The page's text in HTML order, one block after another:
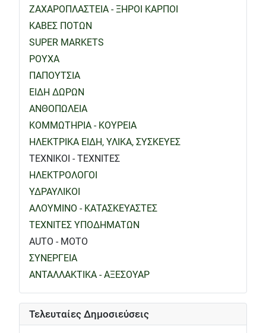
ΖΑΧΑΡΟΠΛΑΣΤΕΙΑ - ΞΗΡΟΙ ΚΑΡΠΟΙ
ΚΑΒΕΣ ΠΟΤΩΝ
SUPER MARKETS
ΡΟΥΧΑ
ΠΑΠΟΥΤΣΙΑ
ΕΙΔΗ ΔΩΡΩΝ
ΑΝΘΟΠΩΛΕΙΑ
ΚΟΜΜΩΤΗΡΙΑ - ΚΟΥΡΕΙΑ
ΗΛΕΚΤΡΙΚΑ ΕΙΔΗ, ΥΛΙΚΑ, ΣΥΣΚΕΥΕΣ
ΤΕΧΝΙΚΟΙ - ΤΕΧΝΙΤΕΣ
ΗΛΕΚΤΡΟΛΟΓΟΙ
ΥΔΡΑΥΛΙΚΟΙ
ΑΛΟΥΜΙΝΟ - ΚΑΤΑΣΚΕΥΑΣΤΕΣ
ΤΕΧΝΙΤΕΣ ΥΠΟΔΗΜΑΤΩΝ
AUTO - MOTO
ΣΥΝΕΡΓΕΙΑ
ΑΝΤΑΛΛΑΚΤΙΚΑ - ΑΞΕΣΟΥΑΡ
Τελευταίες Δημοσιεύσεις